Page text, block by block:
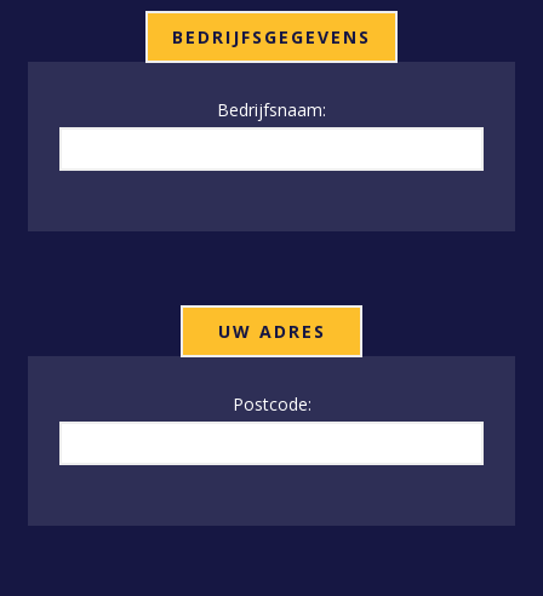
BEDRIJFSGEGEVENS
Bedrijfsnaam:
UW ADRES
Postcode: